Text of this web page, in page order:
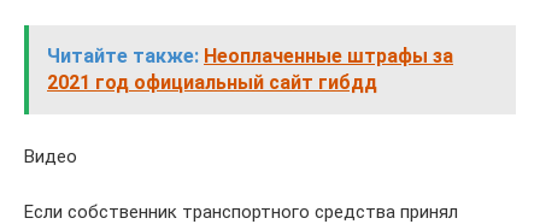
Читайте также: Неоплаченные штрафы за
2021 год официальный сайт гибдд
Видео
Если собственник транспортного средства принял